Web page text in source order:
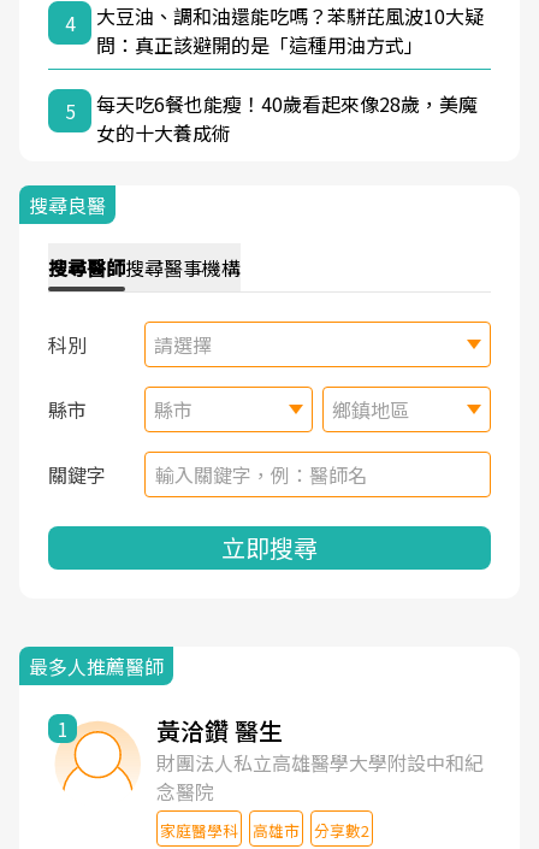
4
大豆油、調和油還能吃嗎？苯駢芘風波10大疑
問：真正該避開的是「這種用油方式」
5
每天吃6餐也能瘦！40歲看起來像28歲，美魔
女的十大養成術
搜尋良醫
搜尋醫師搜尋醫事機構
科別 請選擇
縣市 縣市 鄉鎮地區
關鍵字
立即搜尋
最多人推薦醫師
1 黃洽鑽 醫生
財團法人私立高雄醫學大學附設中和紀
念醫院
家庭醫學科 高雄市 分享數2